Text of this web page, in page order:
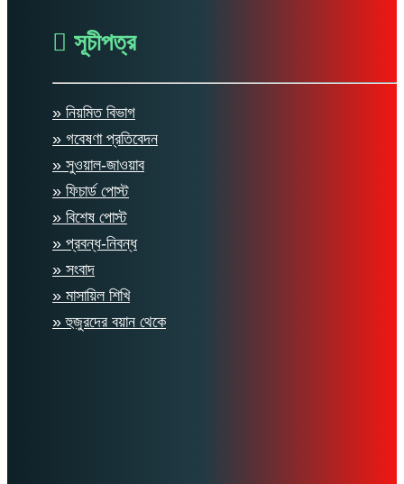
সূচীপত্র
» নিয়মিত বিভাগ
» গবেষণা প্রতিবেদন
» সুওয়াল-জাওয়াব
» ফিচার্ড পোস্ট
» বিশেষ পোস্ট
» প্রবন্ধ-নিবন্ধ
» সংবাদ
» মাসায়িল শিখি
» হুজুরদের বয়ান থেকে